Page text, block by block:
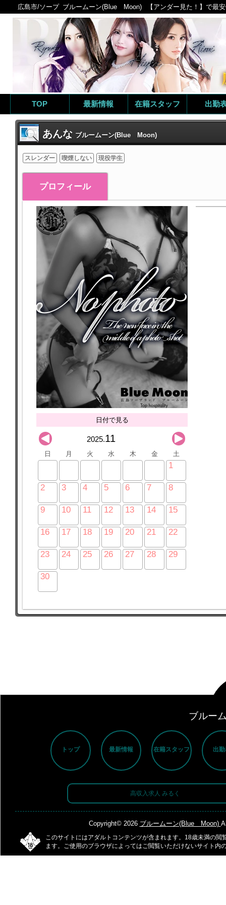
広島市/ソープ ブルームーン(Blue Moon) 【アンダー見た！】で最
TOP 最新情報 在籍スタッフ 出勤
あんな ブルームーン(Blue Moon)
スレンダー 喫煙しない 現役学生
プロフィール
日付で見る
2025.11
日 月 火 水 木 金 土
1
2 3 4 5 6 7 8
9 10 11 12 13 14 15
16 17 18 19 20 21 22
23 24 25 26 27 28 29
30
ブルー
トップ 最新情報 在籍スタッフ 出
高収入求人 みるく
Copyright© 2026 ブルームーン(Blue Moon)
このサイトにはアダルトコンテンツが含まれます。18歳未満の
ます。ご使用のブラウザによってはご閲覧いただけないサイト